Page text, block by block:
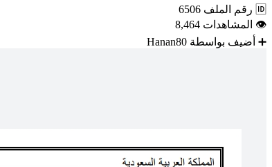
🆔 رقم الملف 6506
👁 المشاهدات 8,464
➕ أضيف بواسطة Hanan80